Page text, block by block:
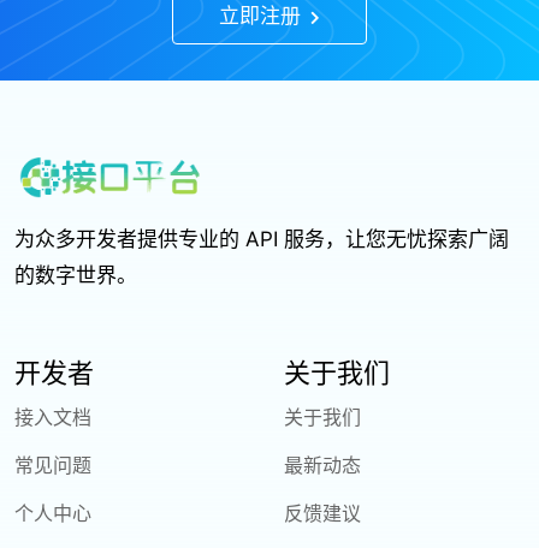
立即注册
为众多开发者提供专业的 API 服务，让您无忧探索广阔
的数字世界。
开发者
接入文档
常见问题
个人中心
关于我们
关于我们
最新动态
反馈建议